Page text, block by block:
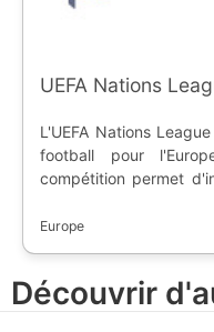
UEFA Nations
L'UEFA Nations
football pour
compétition permet
du Monde. Les équipes sont découpées en quatre ligues
Europe
Découvrir